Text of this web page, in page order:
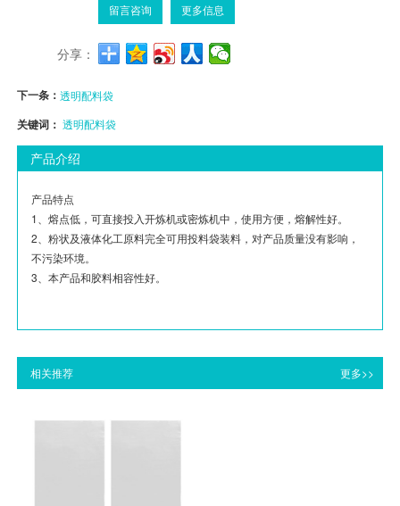
留言咨询 更多信息
分享：
下一条：透明配料袋
关键词：透明配料袋
产品介绍
产品特点
1、熔点低，可直接投入开炼机或密炼机中，使用方便，熔解性好。
2、粉状及液体化工原料完全可用投料袋装料，对产品质量没有影响，
不污染环境。
3、本产品和胶料相容性好。
相关推荐 更多>>